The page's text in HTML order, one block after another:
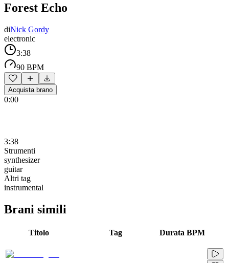
Forest Echo
diNick Gordy
electronic
3:38
90 BPM
Acquista brano
0:00
3:38
Strumenti
synthesizer
guitar
Altri tag
instrumental
Brani simili
Titolo Tag Durata BPM